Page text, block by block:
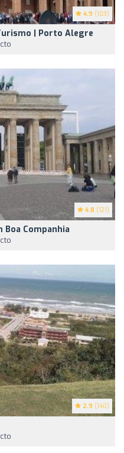
4.9 (103)
| Porto Alegre
4.8 (121)
Boa Companhia
2.9 (140)